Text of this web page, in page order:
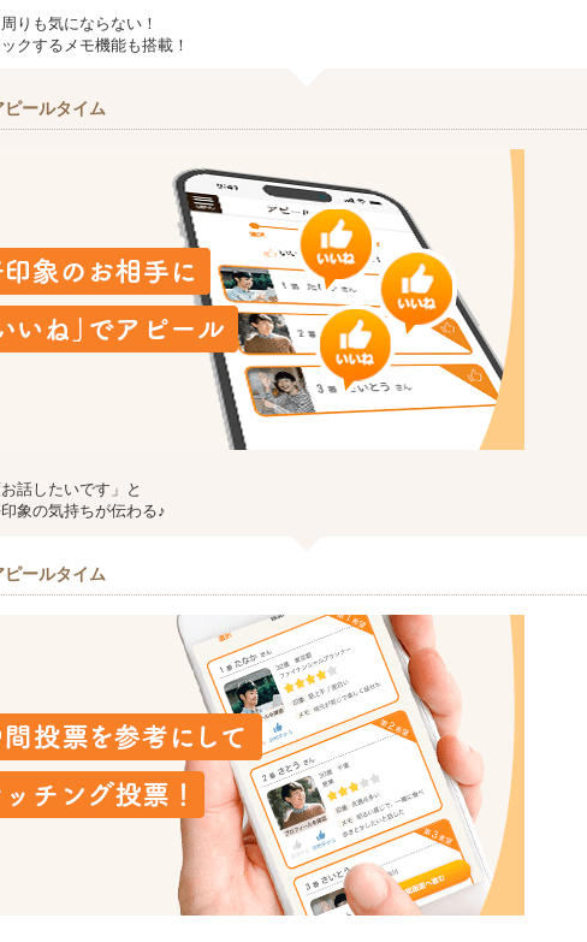
りも気にならない！
クするメモ機能も搭載！
ピールタイム
お話したいです」と
象の気持ちが伝わる♪
ピールタイム